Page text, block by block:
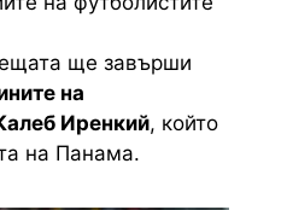
ще завърши
на
Иренкий, който
на Панама.